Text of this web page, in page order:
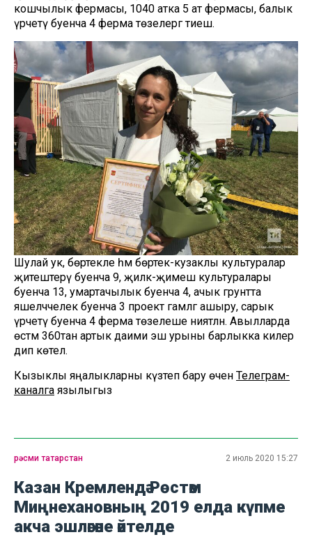
кошчылык фермасы, 1040 атка 5 ат фермасы, балык
үрчетү буенча 4 ферма төзелергә тиеш.
Шулай ук, бөртекле һәм бөртек-кузаклы культуралар
җитештерү буенча 9, җиләк-җимеш культуралары
буенча 13, умартачылык буенча 4, ачык грунтта
яшелчәчелек буенча 3 проект гамәлгә ашыру, сарык
үрчетү буенча 4 ферма төзелеше ниятләнә. Авылларда
өстәмә 360тан артык даими эш урыны барлыкка килер
дип көтелә.
Кызыклы яңалыкларны күзәтеп бару өчен Телеграм-
каналга язылыгыз
рәсми татарстан 2 июль 2020 15:27
Казан Кремлендә Рөстәм
Миңнехановның 2019 елда күпме
акча эшләгәне әйтелде